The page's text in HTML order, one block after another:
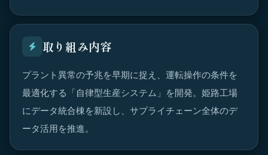
取り組み内容
プラント異常の予兆を早期に捉え、運転操作の条件を
最適化する「自律型生産システム」を開発。姫路工場
にデータ統合棟を新設し、サプライチェーン全体のデ
ータ活用を推進。